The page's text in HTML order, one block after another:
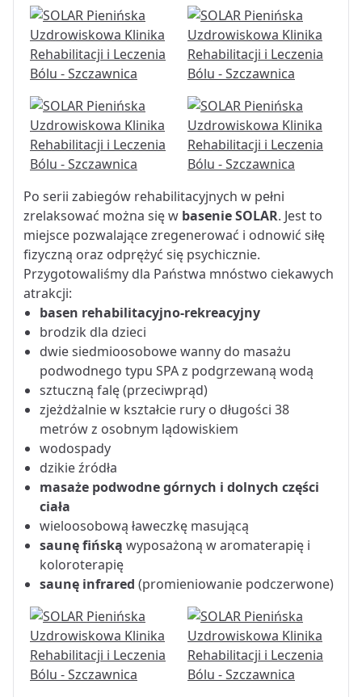
Po serii zabiegów rehabilitacyjnych w pełni
zrelaksować można się w basenie SOLAR. Jest to
miejsce pozwalające zregenerować i odnowić siłę
fizyczną oraz odprężyć się psychicznie.
Przygotowaliśmy dla Państwa mnóstwo ciekawych
atrakcji:
basen rehabilitacyjno-rekreacyjny
brodzik dla dzieci
dwie siedmioosobowe wanny do masażu
podwodnego typu SPA z podgrzewaną wodą
sztuczną falę (przeciwprąd)
zjeżdżalnie w kształcie rury o długości 38
metrów z osobnym lądowiskiem
wodospady
dzikie źródła
masaże podwodne górnych i dolnych części
ciała
wieloosobową ławeczkę masującą
saunę fińską wyposażoną w aromaterapię i
koloroterapię
saunę infrared (promieniowanie podczerwone)